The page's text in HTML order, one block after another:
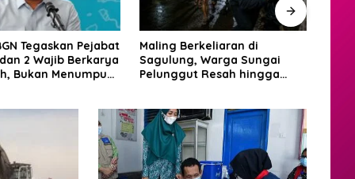
di
Warga Sungai
Resah hingga
RSBP Batam Naik Kelas, Raih
Diamond Status WSO untuk
Layanan Stroke Berstandar
BP